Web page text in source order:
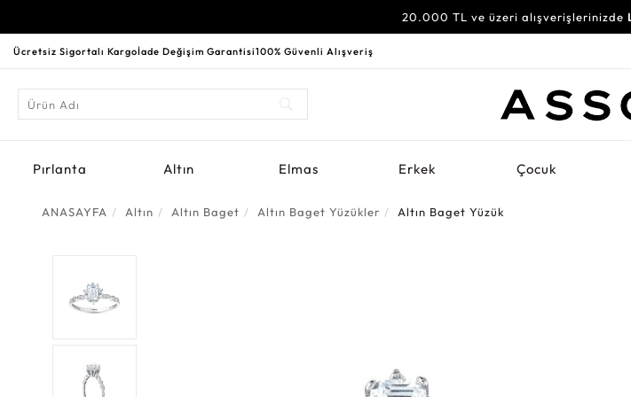
20.000 TL ve üzeri alışverişlerinizde
Ücretsiz Sigortalı Kargoİade Değişim Garantisi100% Güvenli Alışveriş
Pırlanta Altın Elmas Erkek Çocuk
ANASAYFA Altın Altın Baget Altın Baget Yüzükler Altın Baget Yüzük